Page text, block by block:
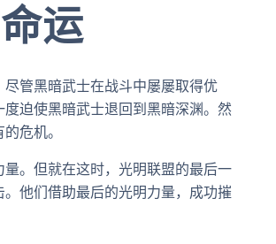
运
管黑暗武士在战斗中屡屡取得优
迫使黑暗武士退回到黑暗深渊。然
危机。
。但就在这时，光明联盟的最后一
他们借助最后的光明力量，成功摧